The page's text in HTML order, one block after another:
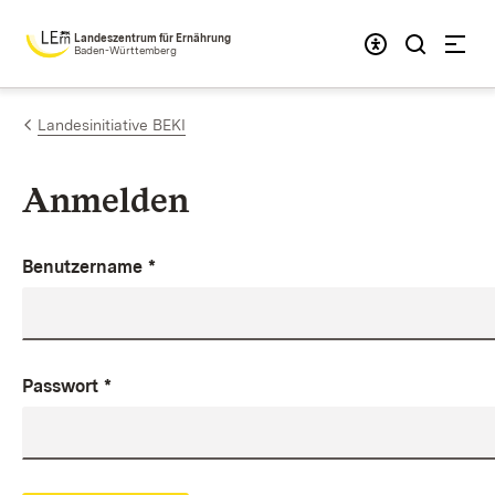
Zum Inhalt springen
Landeszentrum für Ernährung
Baden-Württemberg
Landesinitiative BEKI
Anmelden
Benutzername *
Passwort *